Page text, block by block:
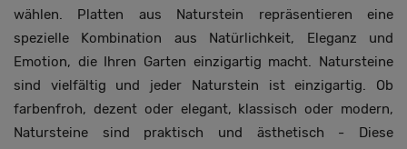
wählen. Platten aus Naturstein repräsentieren eine
spezielle Kombination aus Natürlichkeit, Eleganz und
Emotion, die Ihren Garten einzigartig macht. Natursteine
sind vielfältig und jeder Naturstein ist einzigartig. Ob
farbenfroh, dezent oder elegant, klassisch oder modern,
Natursteine sind praktisch und ästhetisch - Diese